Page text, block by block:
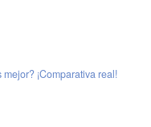
¡Comparativa real!